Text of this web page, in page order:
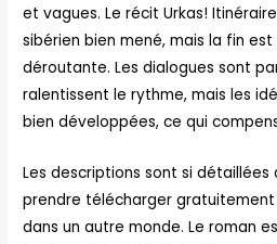
et vagues. Le récit Urkas!
sibérien bien mené, mais la fin
déroutante. Les dialogues sont
ralentissent le rythme, mais les
bien développées, ce qui
Les descriptions sont si détaillées
prendre télécharger
dans un autre monde. Le roman